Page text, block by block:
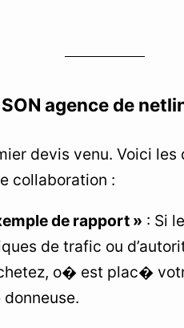
agence de
devis venu. Voici les
collaboration :
de rapport » : Si
de trafic ou
o� est plac�